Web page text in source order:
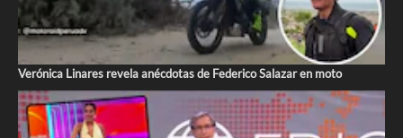
Verónica Linares revela anécdotas de Federico Salazar en moto